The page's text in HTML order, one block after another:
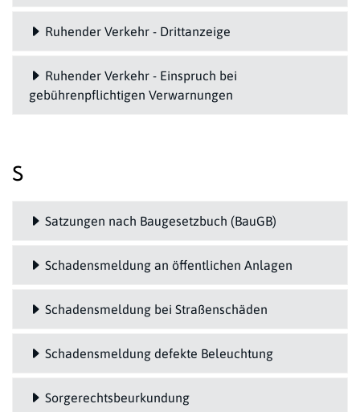
Ruhender Verkehr - Drittanzeige
Ruhender Verkehr - Einspruch bei
gebührenpflichtigen Verwarnungen
S
Satzungen nach Baugesetzbuch (BauGB)
Schadensmeldung an öffentlichen Anlagen
Schadensmeldung bei Straßenschäden
Schadensmeldung defekte Beleuchtung
Sorgerechtsbeurkundung